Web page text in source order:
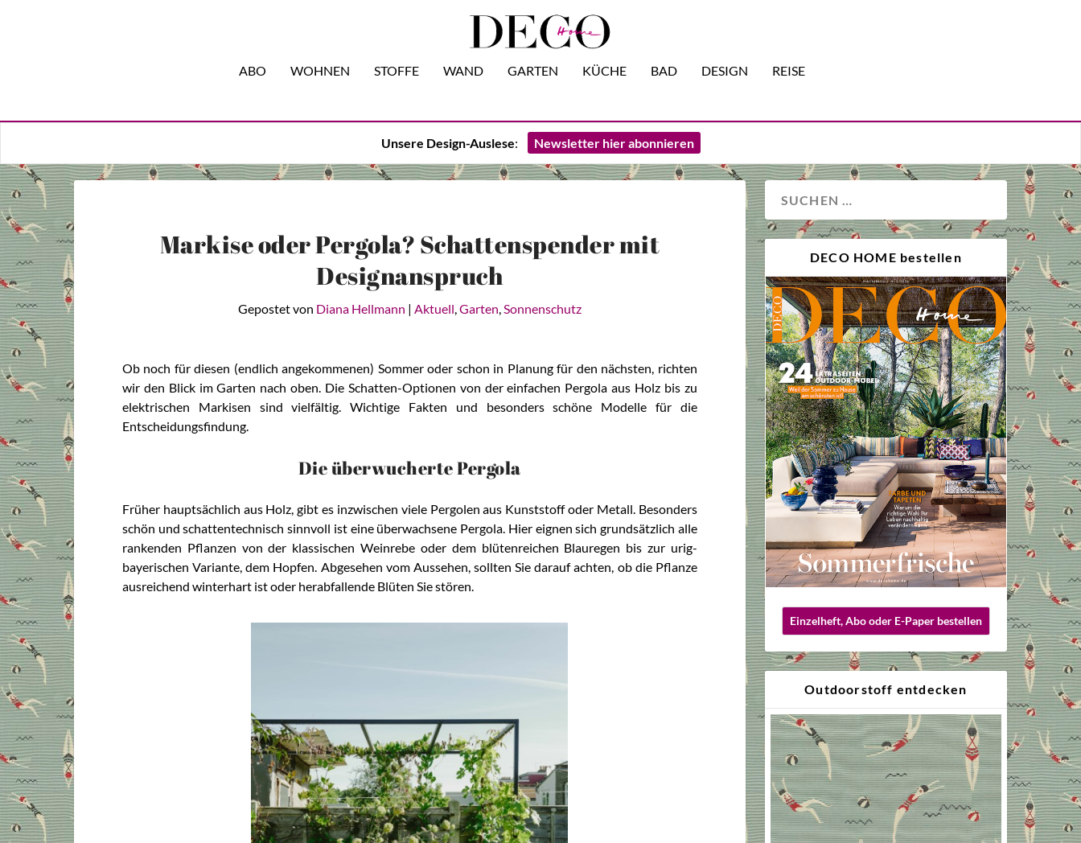
ABO WOHNEN STOFFE WAND GARTEN KÜCHE BAD DESIGN REISE
Unsere Design-Auslese: Newsletter hier abonnieren
Markise oder Pergola? Schattenspender mit
Designanspruch
Gepostet von Diana Hellmann | Aktuell,Garten,Sonnenschutz
Ob noch für diesen (endlich angekommenen) Sommer oder schon in Planung für den nächsten, richten
wir den Blick im Garten nach oben. Die Schatten-Optionen von der einfachen Pergola aus Holz bis zu
elektrischen Markisen sind vielfältig. Wichtige Fakten und besonders schöne Modelle für die
Entscheidungsfindung.
Die überwucherte Pergola
Früher hauptsächlich aus Holz, gibt es inzwischen viele Pergolen aus Kunststoff oder Metall. Besonders
schön und schattentechnisch sinnvoll ist eine überwachsene Pergola. Hier eignen sich grundsätzlich alle
rankenden Pflanzen von der klassischen Weinrebe oder dem blütenreichen Blauregen bis zur urig-
bayerischen Variante, dem Hopfen. Abgesehen vom Aussehen, sollten Sie darauf achten, ob die Pflanze
ausreichend winterhart ist oder herabfallende Blüten Sie stören.
DECO HOME bestellen
Einzelheft, Abo oder E-Paper bestellen
Outdoorstoff entdecken